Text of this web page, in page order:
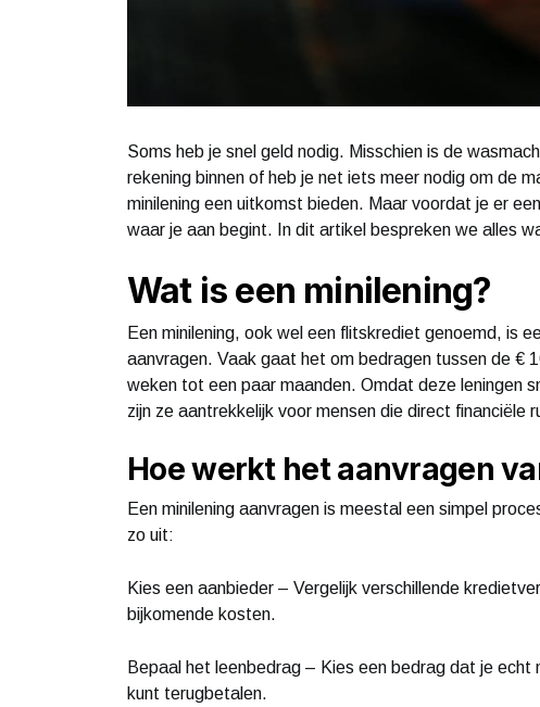
Soms heb je snel geld nodig. Misschien is de
rekening binnen of heb je net iets meer nodig om de
minilening een uitkomst bieden. Maar voordat je er
waar je aan begint. In dit artikel bespreken we alles
Wat is een minilening?
Een minilening, ook wel een flitskrediet genoemd, is
aanvragen. Vaak gaat het om bedragen tussen de €
weken tot een paar maanden. Omdat deze leningen
zijn ze aantrekkelijk voor mensen die direct financiële
Hoe werkt het aanvragen
Een minilening aanvragen is meestal een simpel
zo uit:
Kies een aanbieder – Vergelijk verschillende
bijkomende kosten.
Bepaal het leenbedrag – Kies een bedrag dat je
kunt terugbetalen.